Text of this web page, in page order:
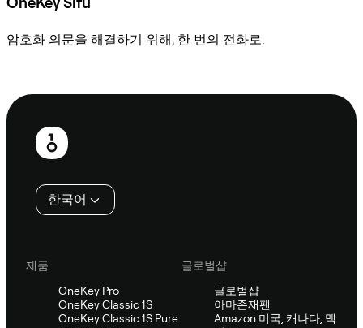
암호화 의문을 해결하기 위해, 한 번의 전화로.
보
한국어
제품
OneKey Pro
OneKey Classic 1S
OneKey Classic 1S Pure
글로벌샵
글로벌샵
아마존재팬
Amazon 미국, 캐나다, 멕